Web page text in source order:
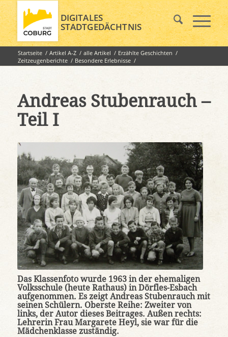
DIGITALES
STADTGEDÄCHTNIS
Startseite / Artikel A-Z / alle Artikel / Erzählte Geschichten /
Zeitzeugenberichte / Besondere Erlebnisse /
Andreas Stubenrauch – Teil I
Andreas Stubenrauch –
Teil I
Das Klassenfoto wurde 1963 in der ehemaligen
Volksschule (heute Rathaus) in Dörfles-Esbach
aufgenommen. Es zeigt Andreas Stubenrauch mit
seinen Schülern. Oberste Reihe: Zweiter von
links, der Autor dieses Beitrages. Außen rechts:
Lehrerin Frau Margarete Heyl, sie war für die
Mädchenklasse zuständig.